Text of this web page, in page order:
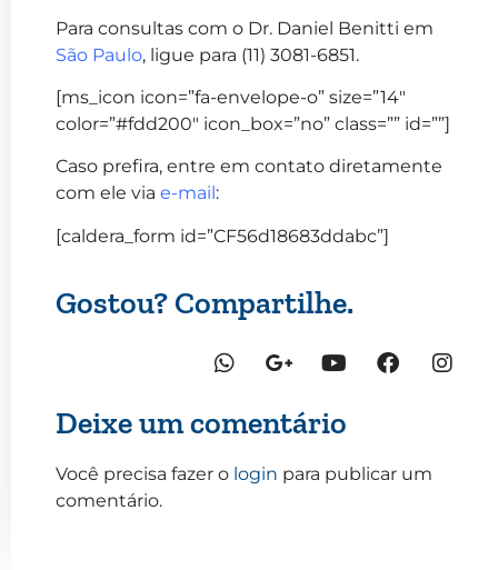
Para consultas com o Dr. Daniel Benitti em
São Paulo, ligue para (11) 3081-6851.
[ms_icon icon=”fa-envelope-o” size=”14″
color=”#fdd200″ icon_box=”no” class=”” id=””]
Caso prefira, entre em contato diretamente
com ele via e-mail :
[caldera_form id=”CF56d18683ddabc”]
Gostou? Compartilhe.
Deixe um comentário
Você precisa fazer o login para publicar um
comentário.